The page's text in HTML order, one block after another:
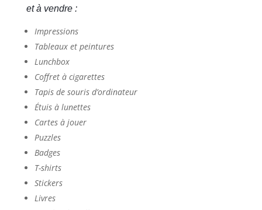
et à vendre :
Impressions
Tableaux et peintures
Lunchbox
Coffret à cigarettes
Tapis de souris d’ordinateur
Étuis à lunettes
Cartes à jouer
Puzzles
Badges
T-shirts
Stickers
Livres